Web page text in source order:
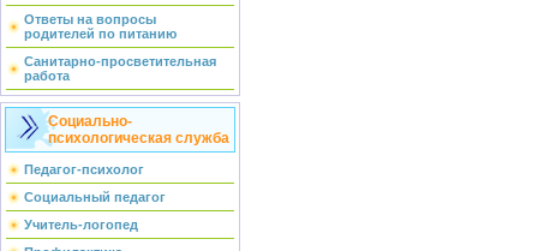
Ответы на вопросы
родителей по питанию
Санитарно-просветительная
работа
Социально-
психологическая служба
Педагог-психолог
Социальный педагог
Учитель-логопед